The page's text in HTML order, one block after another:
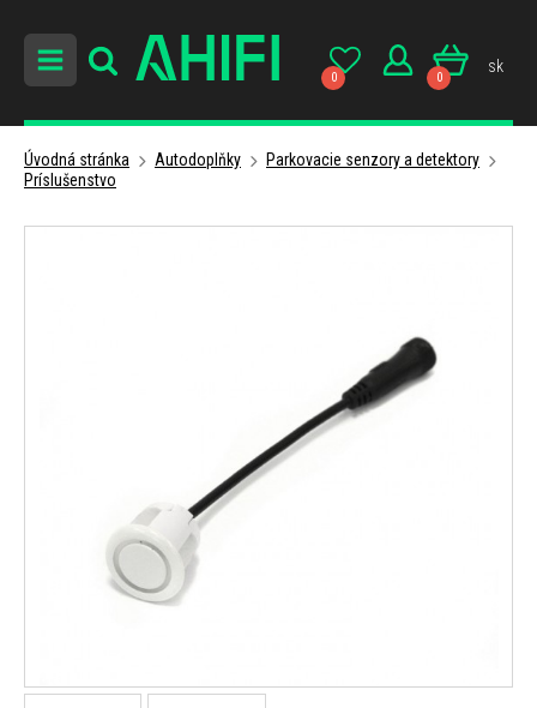
0 0
sk
Úvodná stránka Autodoplňky
Parkovacie senzory a detektory
Príslušenstvo